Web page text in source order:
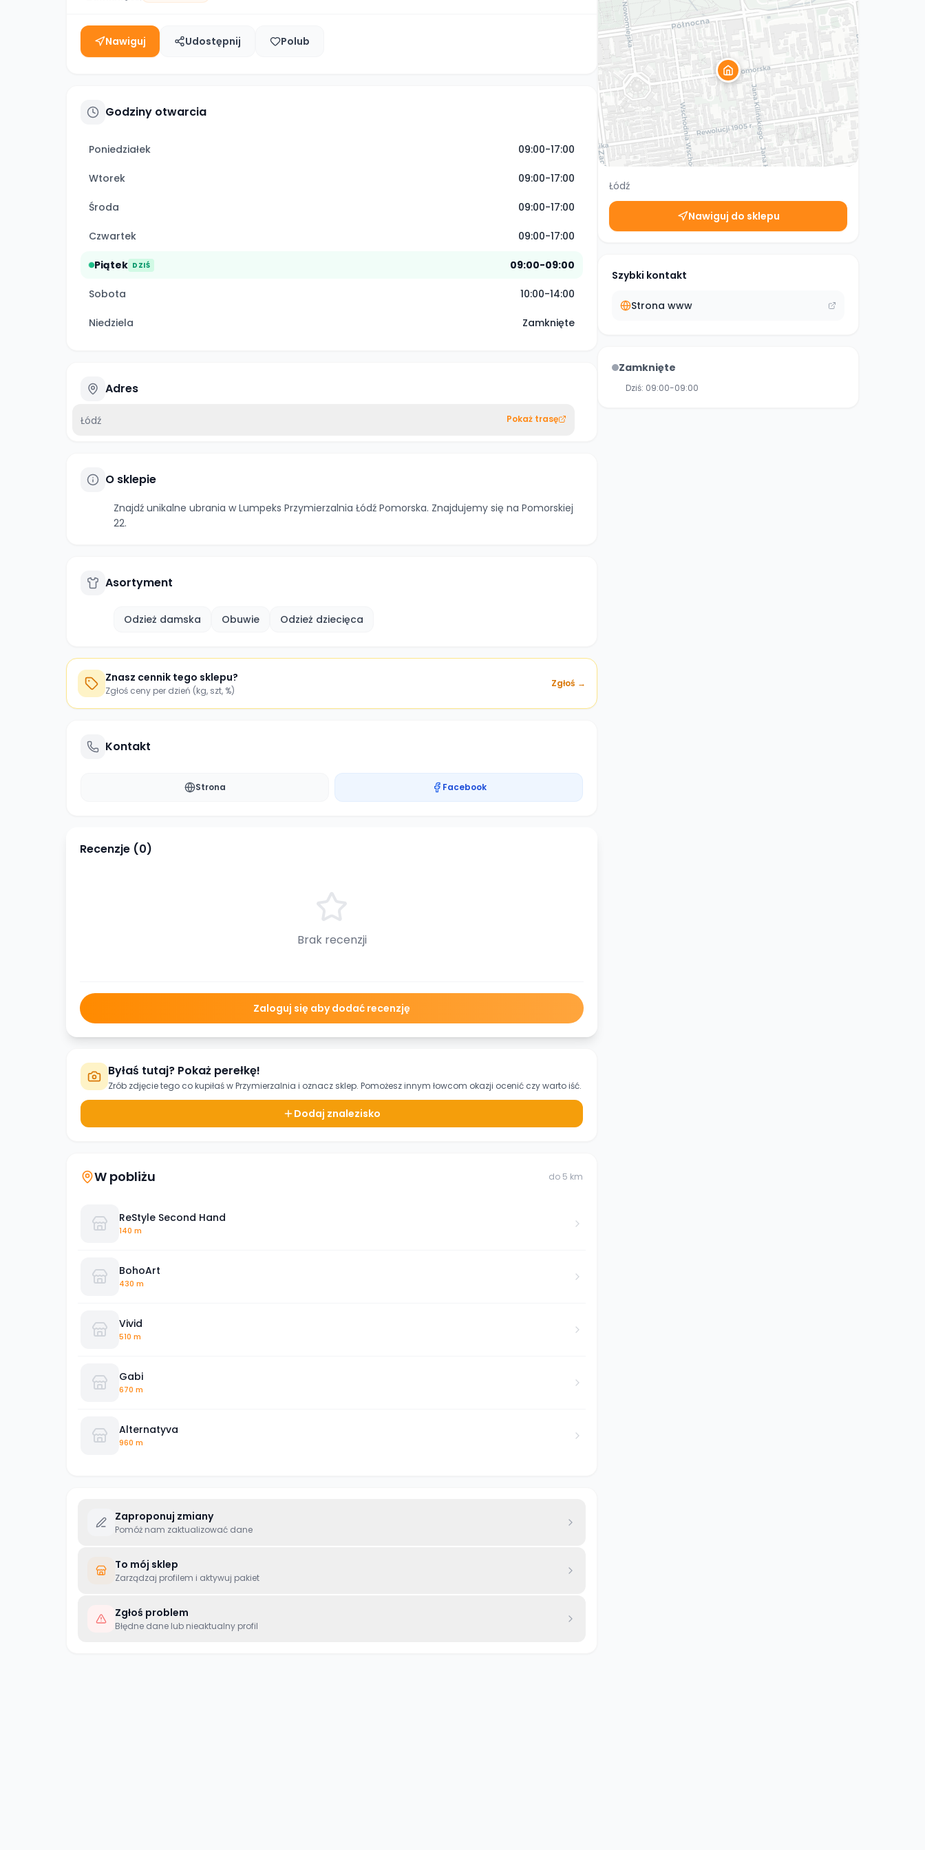
Nawiguj Udostępnij Polub
Godziny otwarcia
Poniedziałek 09:00-17:00
Wtorek 09:00-17:00
Środa 09:00-17:00
Czwartek 09:00-17:00
Piątek DZIŚ 09:00-09:00
Sobota 10:00-14:00
Niedziela Zamknięte
Adres
Łódź Pokaż trasę
O sklepie
Znajdź unikalne ubrania w Lumpeks Przymierzalnia Łódź Pomorska. Znajdujemy się na Pomorskiej
22.
Asortyment
Odzież damska Obuwie Odzież dziecięca
Znasz cennik tego sklepu?
Zgłoś ceny per dzień (kg, szt, %)
Zgłoś →
Kontakt
Strona Facebook
Recenzje (0)
Brak recenzji
Zaloguj się aby dodać recenzję
Byłaś tutaj? Pokaż perełkę!
Zrób zdjęcie tego co kupiłaś wPrzymierzalnia i oznacz sklep. Pomożesz innym łowcom okazji ocenić czy warto iść.
Dodaj znalezisko
W pobliżu do 5 km
ReStyle Second Hand
140 m
BohoArt
430 m
Vivid
510 m
Gabi
670 m
Alternatyva
960 m
Zaproponuj zmiany
Pomóż nam zaktualizować dane
To mój sklep
Zarządzaj profilem i aktywuj pakiet
Zgłoś problem
Błędne dane lub nieaktualny profil
Łódź
Nawiguj do sklepu
Szybki kontakt
Strona www
Zamknięte
Dziś: 09:00-09:00